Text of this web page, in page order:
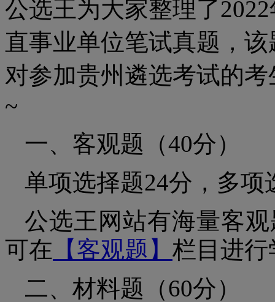
公选王为大家整理了
直事业单位笔试真题，
对参加贵州遴选考试的
~
一、客观题（40分）
单项选择题24分，多
公选王网站有海量客
可在 【客观题】 栏目进行
二、材料题（60分）